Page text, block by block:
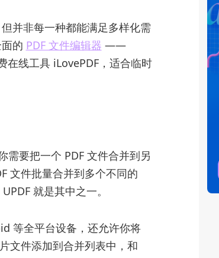
并非每一种都能满足多样化需
的 PDF 文件编辑器 ——
在线工具 iLovePDF，适合临时
需要把一个 PDF 文件合并到另
文件批量合并到多个不同的
就是其中之一。
等全平台设备，还允许你将
文件添加到合并列表中，和